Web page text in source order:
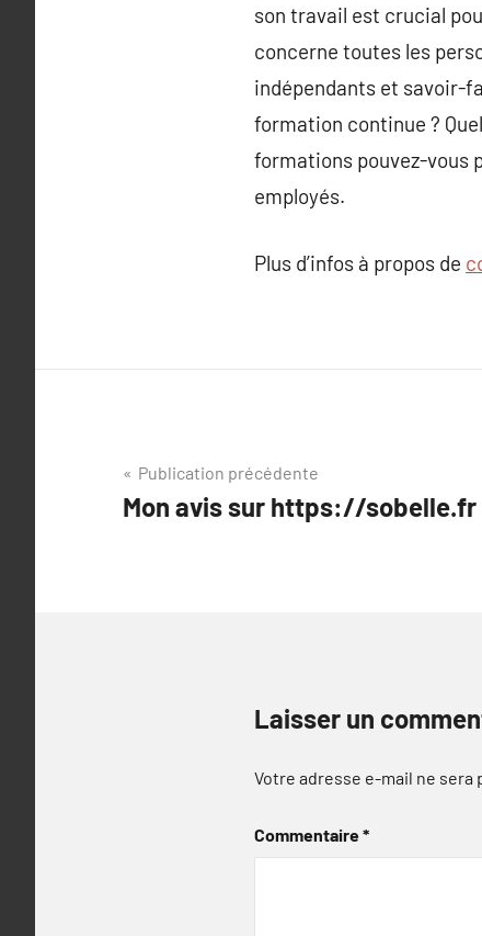
son travail est crucial
concerne toutes les
indépendants et savoir-
formation continue ?
formations pouvez-vous
employés.
Plus d’infos à propos de
Navigation
de
Publication précédente
Mon avis sur https://sobelle.fr
Laisser un
Votre adresse e-mail ne sera
Commentaire*